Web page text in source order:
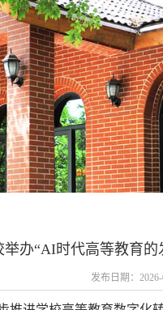
举办“AI时代高等教育
发布日期：